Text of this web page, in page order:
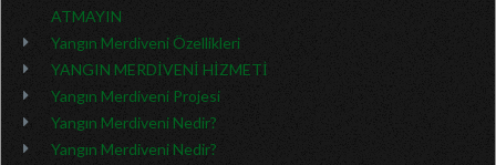
ATMAYIN
Yangın Merdiveni Özellikleri
YANGIN MERDİVENİ HİZMETİ
Yangın Merdiveni Projesi
Yangın Merdiveni Nedir?
Yangın Merdiveni Nedir?